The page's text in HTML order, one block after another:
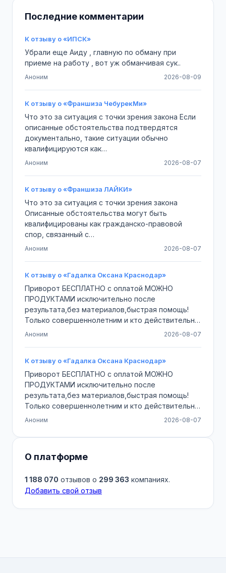
Последние комментарии
К отзыву о «ИПСК»
Убрали еще Аиду , главную по обману при
приеме на работу , вот уж обманчивая сук..
Аноним 2026-08-09
К отзыву о «Франшиза ЧебурекМи»
Что это за ситуация с точки зрения закона Если
описанные обстоятельства подтвердятся
документально, такие ситуации обычно
квалифицируются как…
Аноним 2026-08-07
К отзыву о «Франшиза ЛАЙКИ»
Что это за ситуация с точки зрения закона
Описанные обстоятельства могут быть
квалифицированы как гражданско-правовой
спор, связанный с…
Аноним 2026-08-07
К отзыву о «Гадалка Оксана Краснодар»
Приворот БЕСПЛАТНО с оплатой МОЖНО
ПРОДУКТАМИ исключительно после
результата,без материалов,быстрая помощь!
Только совершеннолетним и кто действительно
любит и не…
Аноним 2026-08-07
К отзыву о «Гадалка Оксана Краснодар»
Приворот БЕСПЛАТНО с оплатой МОЖНО
ПРОДУКТАМИ исключительно после
результата,без материалов,быстрая помощь!
Только совершеннолетним и кто действительно
любит и не…
Аноним 2026-08-07
О платформе
1 188 070 отзывов о 299 363 компаниях.
Добавить свой отзыв